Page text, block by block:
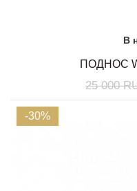
В
ПОДНОС
25 000
-30%